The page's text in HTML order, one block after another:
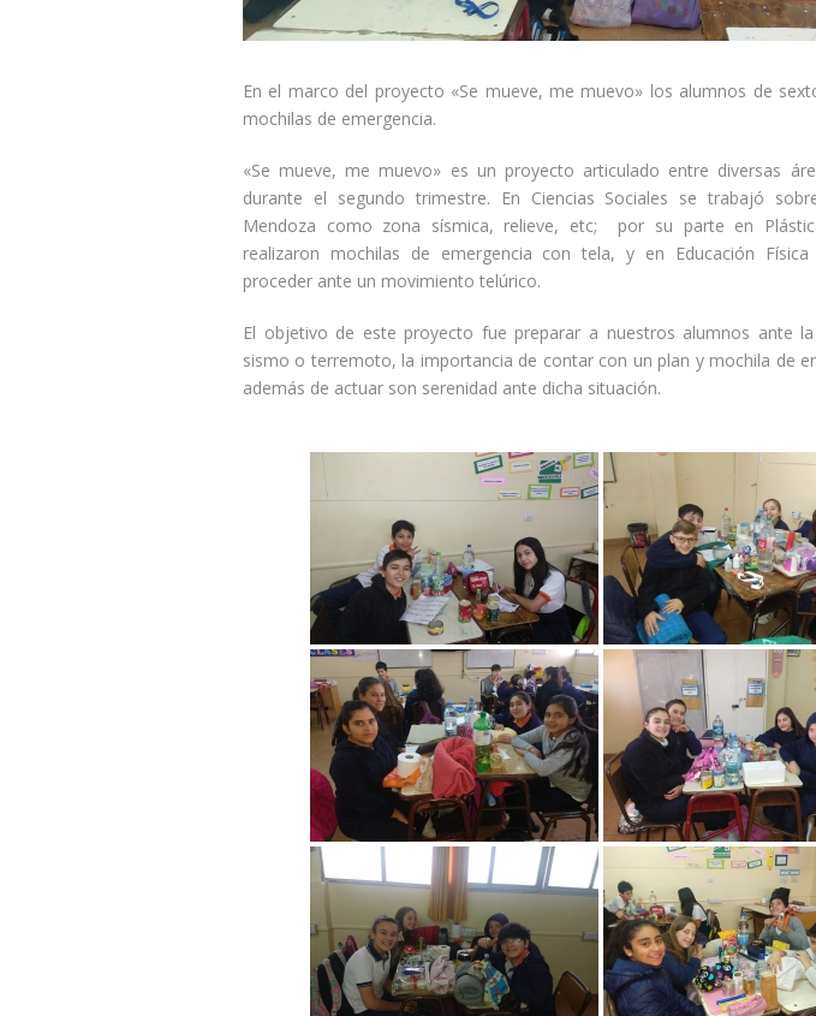
En el marco del proyecto «Se mueve, me muevo» los alumnos de
mochilas de emergencia.
«Se mueve, me muevo» es un proyecto articulado entre diversas
durante el segundo trimestre. En Ciencias Sociales se trabajó
Mendoza como zona sísmica, relieve, etc; por su parte en
realizaron mochilas de emergencia con tela, y en Educación
proceder ante un movimiento telúrico.
El objetivo de este proyecto fue preparar a nuestros alumnos ante
sismo o terremoto, la importancia de contar con un plan y mochila de
además de actuar son serenidad ante dicha situación.